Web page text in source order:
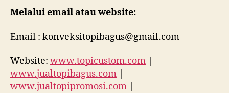
Melalui email atau website:
Email : konveksitopibagus@gmail.com
Website: www.topicustom.com
www.jualtopibagus.com
www.jualtopipromosi.com